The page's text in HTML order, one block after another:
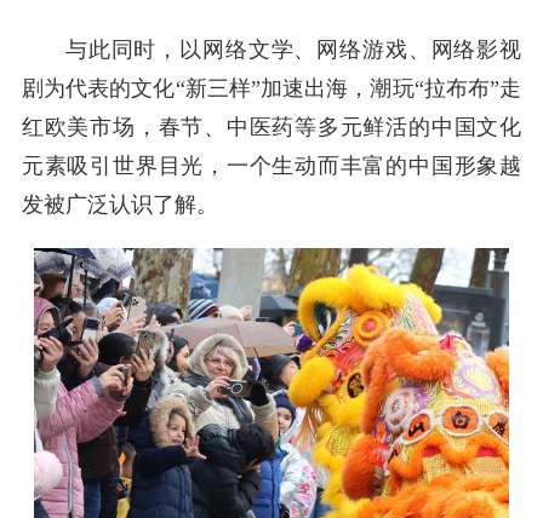
与此同时，以网络文学、网络游戏、网络影视
剧为代表的文化“新三样”加速出海，潮玩“拉布布”走
红欧美市场，春节、中医药等多元鲜活的中国文化
元素吸引世界目光，一个生动而丰富的中国形象越
发被广泛认识了解。